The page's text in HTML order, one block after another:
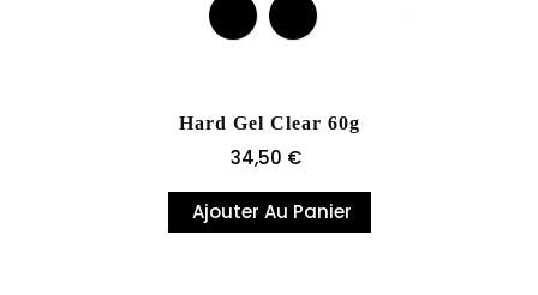
Hard Gel Clear 60g
Prix
34,50 €
Ajouter Au Panier